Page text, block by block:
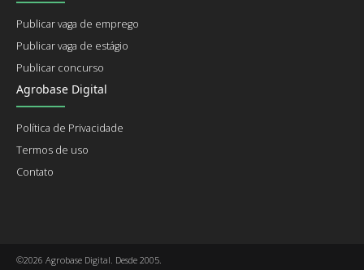
Publicar vaga de emprego
Publicar vaga de estágio
Publicar concurso
Agrobase Digital
Política de Privacidade
Termos de uso
Contato
©2026 Agrobase Digital. Desde 2005.